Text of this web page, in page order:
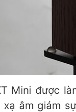
Mini được
xạ âm giảm